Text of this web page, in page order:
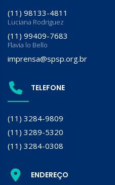
(11) 98133-4811
Luciana Rodriguez
(11) 99409-7683
Flavia lo Bello
imprensa@spsp.org.br
TELEFONE
(11) 3284-9809
(11) 3289-5320
(11) 3284-0308
ENDEREÇO